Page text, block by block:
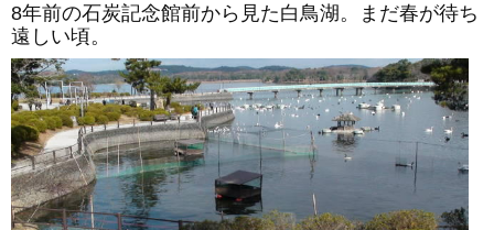
8年前の石炭記念館前から見た白鳥湖。まだ春が待ち
遠しい頃。